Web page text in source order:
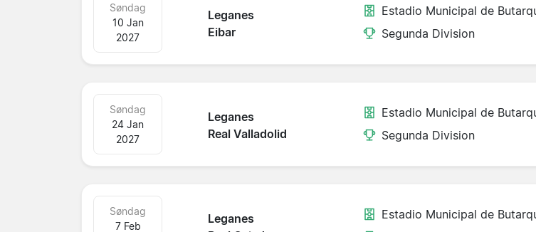
Leganes
Eibar
Søndag
10 Jan
2027
Estadio Municipal de
Segunda Division
Leganes
Real Valladolid
Søndag
24 Jan
2027
Estadio Municipal de
Segunda Division
Leganes
Søndag
7 Feb
Estadio Municipal de